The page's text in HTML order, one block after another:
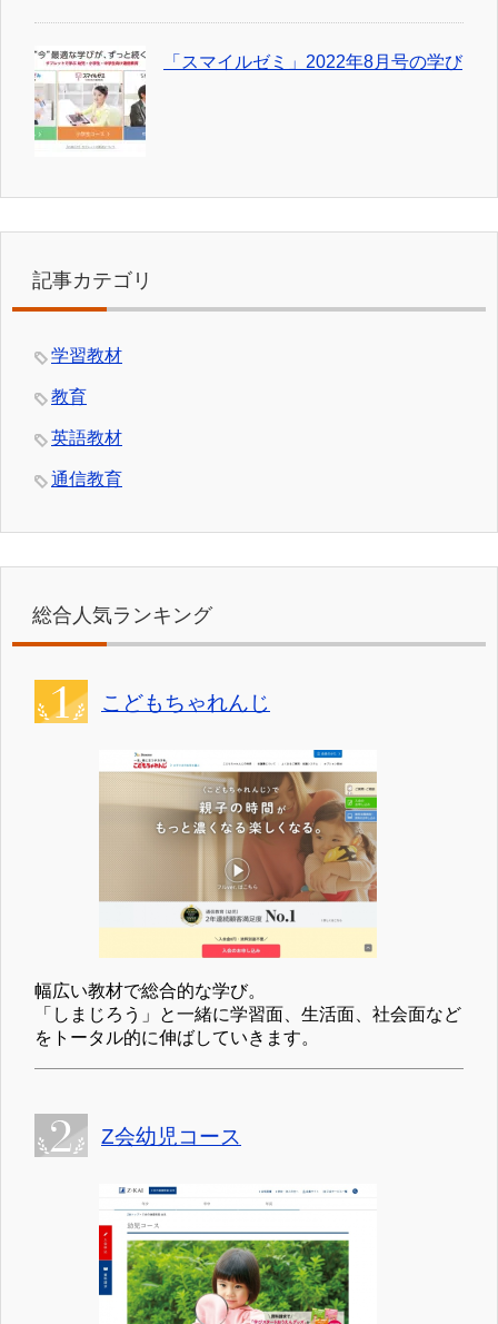
「スマイルゼミ」2022年8月号の学び
記事カテゴリ
学習教材
教育
英語教材
通信教育
総合人気ランキング
こどもちゃれんじ
幅広い教材で総合的な学び。
「しまじろう」と一緒に学習面、生活面、社会面など
をトータル的に伸ばしていきます。
Z会幼児コース